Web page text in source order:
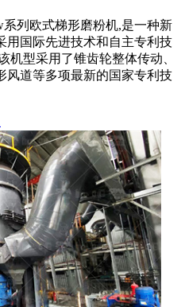
列欧式梯形磨粉机,是一种新
用国际先进技术和自主专利技
机型采用了锥齿轮整体传动、
风道等多项最新的国家专利技